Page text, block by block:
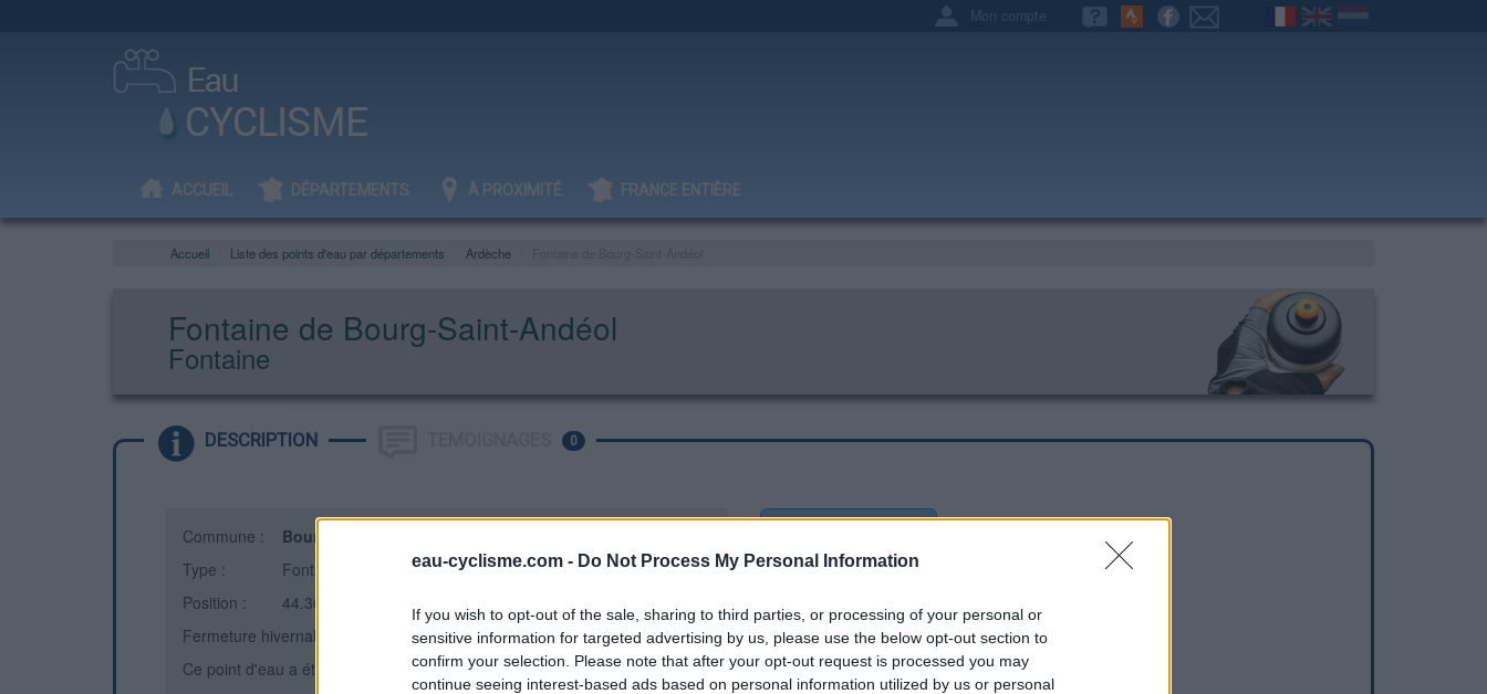
eau-cyclisme.com - Do Not Process My Personal Information
If you wish to opt-out of the sale, sharing to third parties, or processing of your personal or
sensitive information for targeted advertising by us, please use the below opt-out section to
confirm your selection. Please note that after your opt-out request is processed you may
continue seeing interest-based ads based on personal information utilized by us or personal
Mon compte
ACCUEIL DÉPARTEMENTS À PROXIMITÉ FRANCE ENTIÈRE
Accueil Liste des points d'eau par départements Ardèche
Fontaine de Bourg-Saint-Andéol
Fontaine
DESCRIPTION 0
Commune : Bourg-Saint-Andéol
Type :
Fontaine
Position :
44.369068°N, 4.645124°E
Fermeture hivernale : information inconnue
Ce point d'eau a été ajouté par
Gérard I en 2021